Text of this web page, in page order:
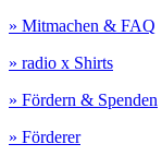
» Mitmachen & FAQ
» radio x Shirts
» Fördern & Spenden
» Förderer